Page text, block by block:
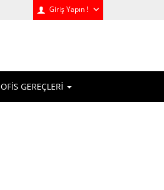
Giriş Yapın !
OFİS GEREÇLERİ